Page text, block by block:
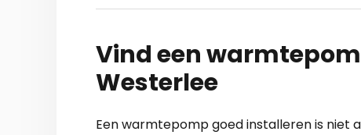
Vind een
Westerlee
Een warmtepomp goed installeren is niet